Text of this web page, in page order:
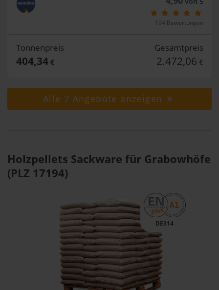
194 Bewertungen
Tonnenpreis
404,34€
Gesamtpreis
2.472,06 €
Alle 7 Angebote anzeigen
Holzpellets Sackware für Grabowhöfe
(PLZ 17194)
DE314